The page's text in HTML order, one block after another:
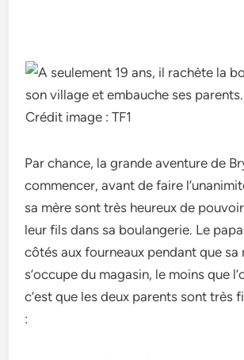
Crédit image : TF1
Par chance, la grande aventure de
commencer, avant de faire
sa mère sont très heureux de
leur fils dans sa boulangerie. Le
côtés aux fourneaux pendant que sa
s’occupe du magasin, le moins que
c’est que les deux parents sont très
: